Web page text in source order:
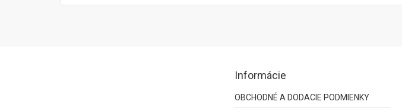
Informácie
OBCHODNÉ A DODACIE PODMIENKY